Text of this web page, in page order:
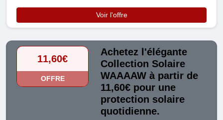
Voir l'offre
11,60€
OFFRE
Achetez l'élégante
Collection Solaire
WAAAAW à partir de
11,60€ pour une
protection solaire
quotidienne.